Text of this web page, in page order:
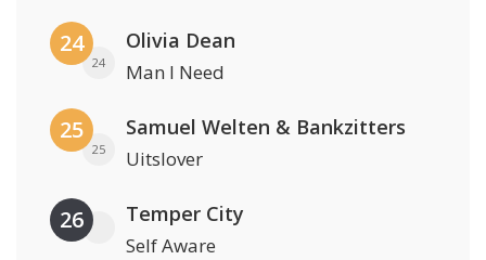
24
24
Olivia Dean
Man I Need
25
25
Samuel Welten & Bankzitters
Uitslover
26 Temper City
Self Aware